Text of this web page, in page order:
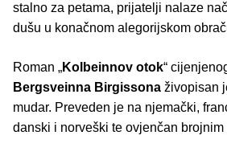
stalno za petama, prijatelji nalaze
dušu u konačnom alegorijskom
Roman „Kolbeinnov otok“
Bergsveinna Birgissona živopisan
mudar. Preveden je na njemački,
danski i norveški te ovjenčan brojnim